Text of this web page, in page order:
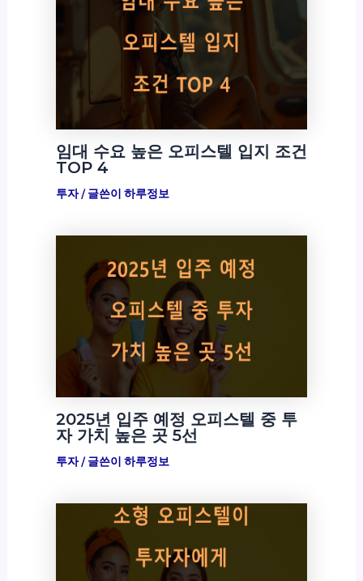
임대 수요 높은 오피스텔 입지 조건
TOP 4
투자/ 글쓴이 하루정보
2025년 입주 예정 오피스텔 중 투
자 가치 높은 곳 5선
투자/ 글쓴이 하루정보